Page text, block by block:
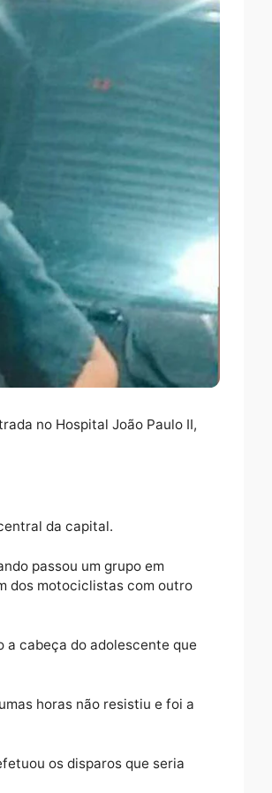
quando passou um grupo em
um dos motociclistas com outro
a cabeça do adolescente que